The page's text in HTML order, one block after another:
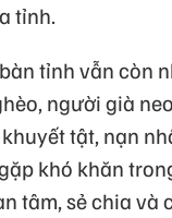
tỉnh.
tỉnh vẫn còn
người già
tật, nạn
khó khăn
tâm, sẻ chia và